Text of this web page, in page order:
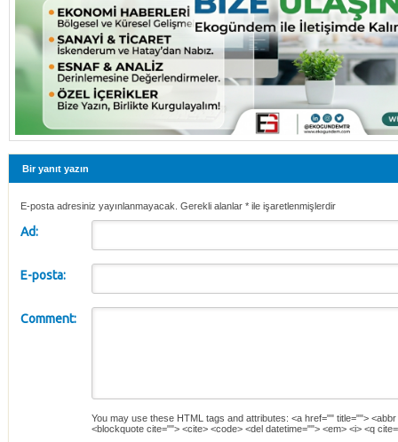
Bir yanıt yazın
E-posta adresiniz yayınlanmayacak. Gerekli alanlar * ile işaretlenmişlerdir
Ad:
E-posta:
Comment:
You may use these HTML tags and attributes: <a href="" title="">
<blockquote cite=""> <cite> <code> <del datetime=""> <em> <i> <q